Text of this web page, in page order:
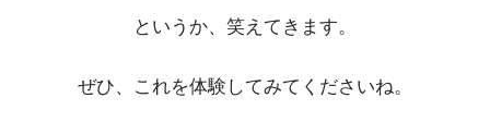
というか、笑えてきます。
ぜひ、これを体験してみてくださいね。